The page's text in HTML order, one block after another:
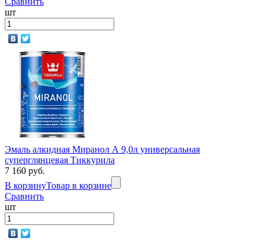
шт
Эмаль алкидная Миранол А 9,0л универсальная
суперглянцевая Тиккурила
7 160 руб.
В корзинуТовар в корзине
Сравнить
шт